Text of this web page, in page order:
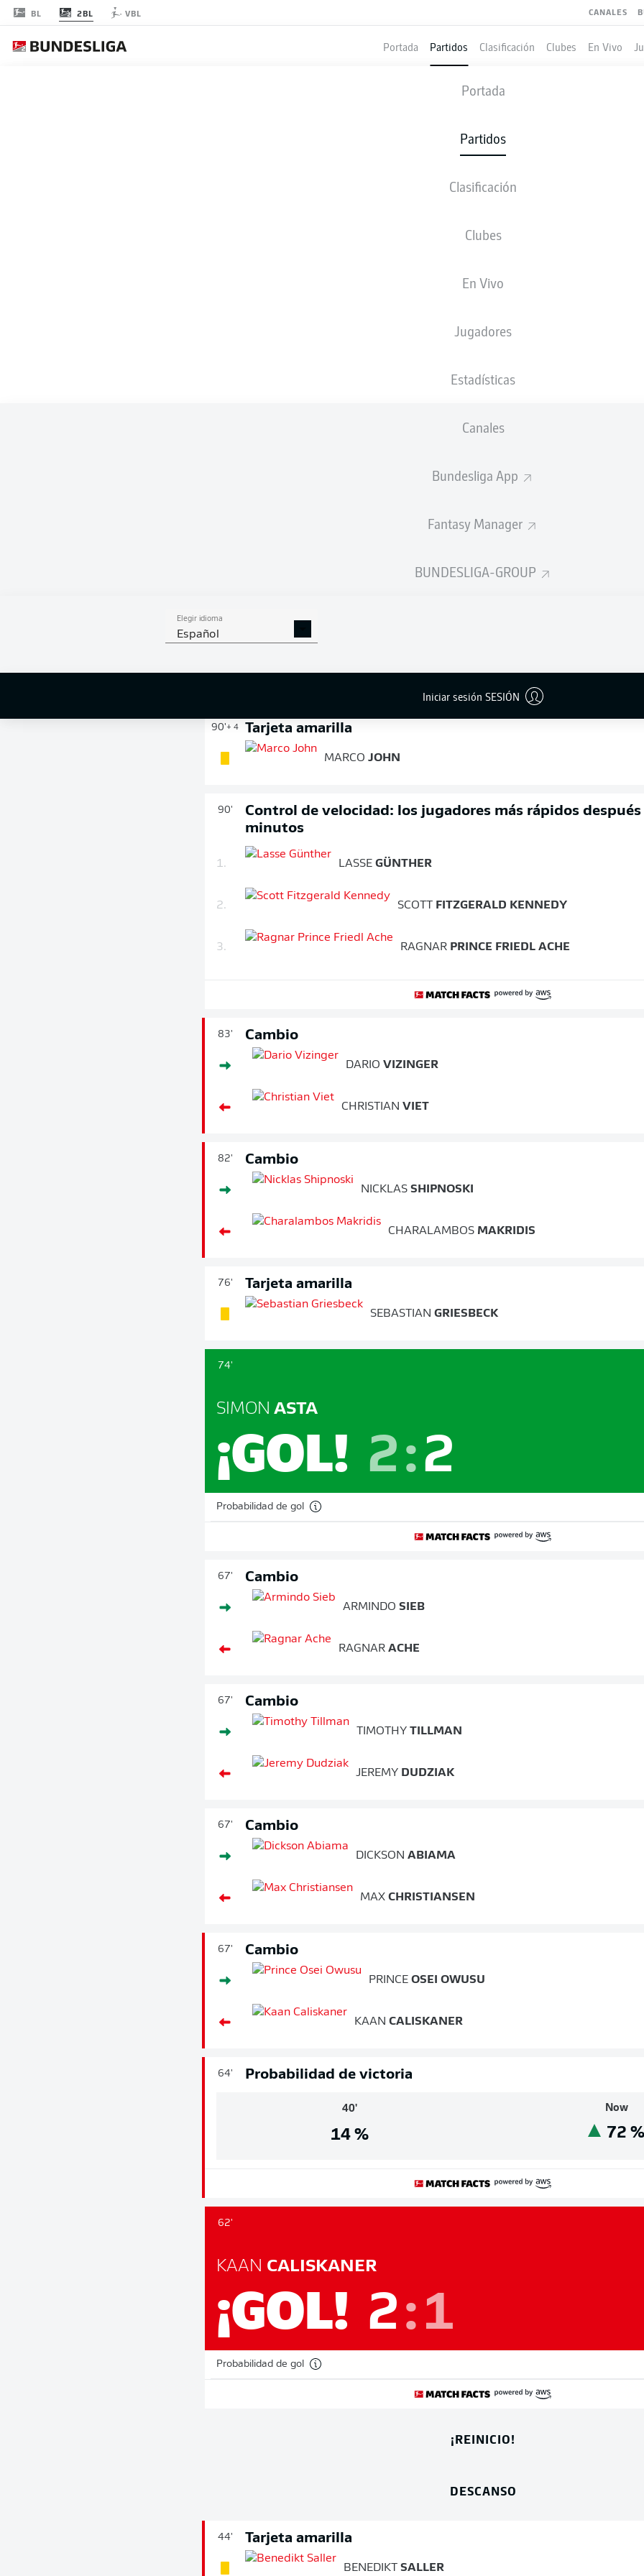
BL 2BL VBL CANALES
Portada Partidos Clasificación Clubes En Vivo
Portada
Partidos
Clasificación
Clubes
En Vivo
Jugadores
Estadísticas
Canales
Bundesliga App
Fantasy Manager
BUNDESLIGA-GROUP
Elegir idioma
Español
Iniciar sesión SESIÓN
REGENSBURG - GREUTHER FÜRTH
2 2
ALINEACIONES ESTADÍSTICAS
62'
M. Bacher
90'+ 4 Tarjeta amarilla
MARCO JOHN
90'
Control de velocidad: los jugadores más rápidos después
minutos
1. LASSE GÜNTHER
2. SCOTT FITZGERALD KENNEDY
3. RAGNAR PRINCE FRIEDL ACHE
83' Cambio
DARIO VIZINGER
CHRISTIAN VIET
82' Cambio
NICKLAS SHIPNOSKI
CHARALAMBOS MAKRIDIS
76' Tarjeta amarilla
SEBASTIAN GRIESBECK
74'
SIMON ASTA
¡GOL! 2:2
Probabilidad de gol
67' Cambio
ARMINDO SIEB
RAGNAR ACHE
67' Cambio
TIMOTHY TILLMAN
JEREMY DUDZIAK
67' Cambio
DICKSON ABIAMA
MAX CHRISTIANSEN
67' Cambio
PRINCE OSEI OWUSU
KAAN CALISKANER
64' Probabilidad de victoria
40'
14%
Now
72%
62'
KAAN CALISKANER
¡GOL! 2:1
Probabilidad de gol
¡REINICIO!
DESCANSO
44' Tarjeta amarilla
BENEDIKT SALLER